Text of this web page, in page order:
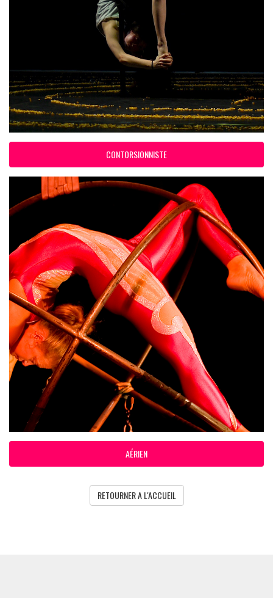
CONTORSIONNISTE
AÉRIEN
RETOURNER A L'ACCUEIL